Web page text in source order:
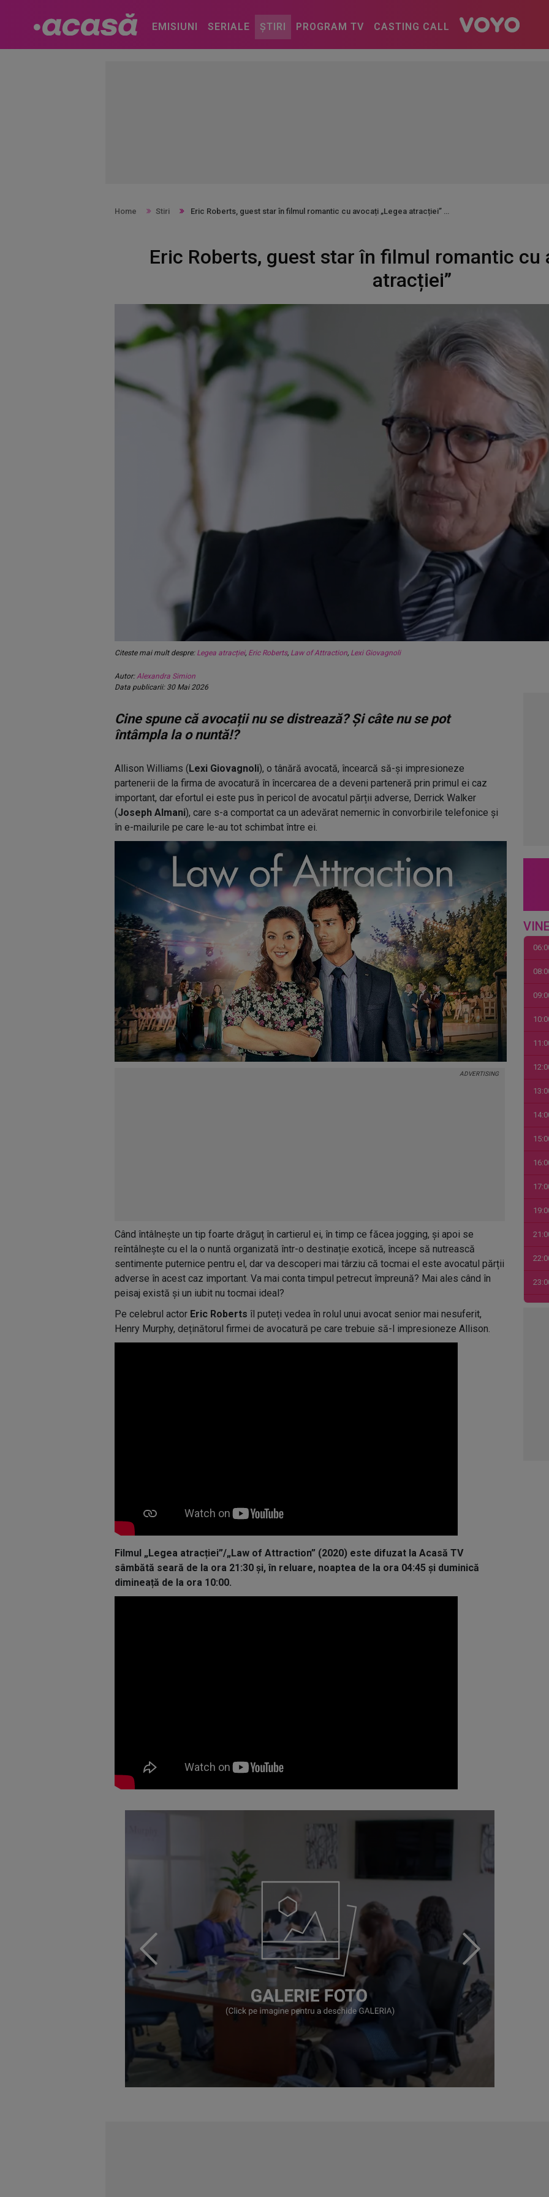
EMISIUNI SERIALE ȘTIRI PROGRAM TV CASTING CALL
Home Stiri Eric Roberts, guest star în filmul romantic cu avocați „Legea atracției”
Eric Roberts, guest star în filmul romantic cu
atracției”
Citeste mai mult despre: Legea atracției, Eric Roberts, Law of Attraction, Lexi Giovagnoli
Autor:Alexandra Simion
Data publicarii: 30 Mai 2026
Cine spune că avocații nu se distrează? Și câte nu se pot
întâmpla la o nuntă!?
Allison Williams (Lexi Giovagnoli), o tânără avocată, încearcă să-și impresioneze
partenerii de la firma de avocatură în încercarea de a deveni parteneră prin primul ei caz
important, dar efortul ei este pus în pericol de avocatul părții adverse, Derrick Walker
(Joseph Almani), care s-a comportat ca un adevărat nemernic în convorbirile telefonice și
în e-mailurile pe care le-au tot schimbat între ei.
Când întâlnește un tip foarte drăguț în cartierul ei, în timp ce făcea jogging, și apoi se
reîntâlnește cu el la o nuntă organizată într-o destinație exotică, începe să nutrească
sentimente puternice pentru el, dar va descoperi mai târziu că tocmai el este avocatul părții
adverse în acest caz important. Va mai conta timpul petrecut împreună? Mai ales când în
peisaj există și un iubit nu tocmai ideal?
Pe celebrul actor Eric Roberts îl puteți vedea în rolul unui avocat senior mai nesuferit,
Henry Murphy, deținătorul firmei de avocatură pe care trebuie să-l impresioneze Allison.
Filmul „Legea atracției”/„Law of Attraction” (2020) este difuzat la Acasă TV
sâmbătă seară de la ora 21:30 și, în reluare, noaptea de la ora 04:45 și duminică
dimineață de la ora 10:00.